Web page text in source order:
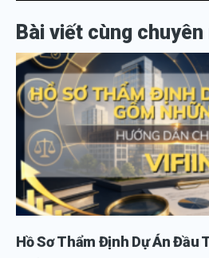
Bài viết cùng chuyên
Hồ Sơ Thẩm Định Dự Án Đầu